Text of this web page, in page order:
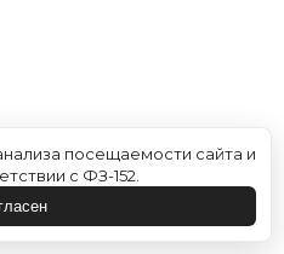
посещаемости сайта и
с ФЗ-152.